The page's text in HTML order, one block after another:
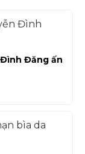
Đình Đăng ấn